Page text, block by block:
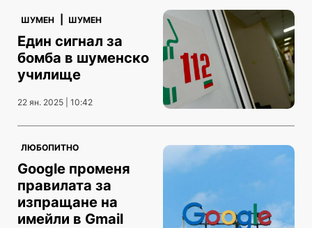
ШУМЕН ШУМЕН
Един сигнал за
бомба в шуменско
училище
22 ян. 2025 | 10:42
ЛЮБОПИТНО
Google променя
правилата за
изпращане на
имейли в Gmail